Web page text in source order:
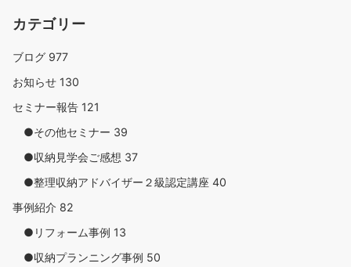
カテゴリー
ブログ 977
お知らせ 130
セミナー報告 121
●その他セミナー 39
●収納見学会ご感想 37
●整理収納アドバイザー２級認定講座 40
事例紹介 82
●リフォーム事例 13
●収納プランニング事例 50